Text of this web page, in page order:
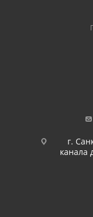
г.
канала